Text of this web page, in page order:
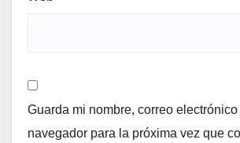
Guarda mi nombre, correo
navegador para la próxima vez que